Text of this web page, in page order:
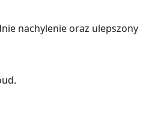
nachylenie oraz ulepszony